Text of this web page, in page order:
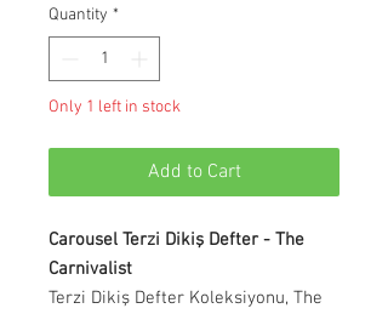
Quantity *
Only 1 left in stock
Add to Cart
Carousel Terzi Dikiş Defter - The
Carnivalist
Terzi Dikiş Defter Koleksiyonu, The